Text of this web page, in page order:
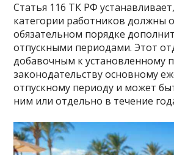
Статья 116 ТК РФ
категории работников должны
обязательном порядке
отпускными периодами. Этот
добавочным к установленному
законодательству основному
отпускному периоду и может
ним или отдельно в течение